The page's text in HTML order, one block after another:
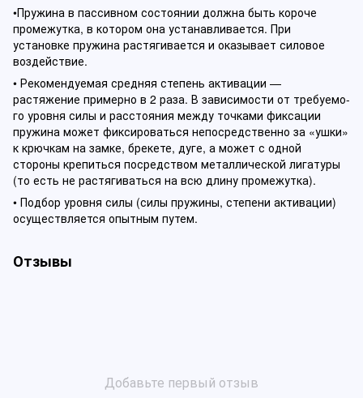
•Пружина в пассивном состоянии должна быть короче
промежутка, в котором она устанавливается. При
установке пружина растягивается и оказывает силовое
воздействие.
• Рекомендуемая средняя степень активации —
растяжение примерно в 2 раза. В зависимости от требуемо-
го уровня силы и расстояния между точками фиксации
пружина может фиксироваться непосредственно за «ушки»
к крючкам на замке, брекете, дуге, а может с одной
стороны крепиться посредством металлической лигатуры
(то есть не растягиваться на всю длину промежутка).
• Подбор уровня силы (силы пружины, степени активации)
осуществляется опытным путем.
Отзывы
Добавьте первый отзыв